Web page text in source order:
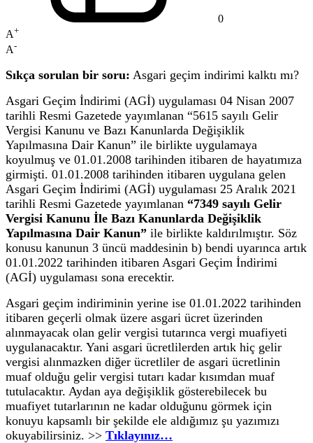
0
A+
A-
Sıkça sorulan bir soru: Asgari geçim indirimi kalktı mı?
Asgari Geçim İndirimi (AGİ) uygulaması 04 Nisan 2007
tarihli Resmi Gazetede yayımlanan “5615 sayılı Gelir
Vergisi Kanunu ve Bazı Kanunlarda Değişiklik
Yapılmasına Dair Kanun” ile birlikte uygulamaya
koyulmuş ve 01.01.2008 tarihinden itibaren de hayatımıza
girmişti. 01.01.2008 tarihinden itibaren uygulana gelen
Asgari Geçim İndirimi (AGİ) uygulaması 25 Aralık 2021
tarihli Resmi Gazetede yayımlanan “7349 sayılı Gelir
Vergisi Kanunu İle Bazı Kanunlarda Değişiklik
Yapılmasına Dair Kanun” ile birlikte kaldırılmıştır. Söz
konusu kanunun 3 üncü maddesinin b) bendi uyarınca artık
01.01.2022 tarihinden itibaren Asgari Geçim İndirimi
(AGİ) uygulaması sona erecektir.
Asgari geçim indiriminin yerine ise 01.01.2022 tarihinden
itibaren geçerli olmak üzere asgari ücret üzerinden
alınmayacak olan gelir vergisi tutarınca vergi muafiyeti
uygulanacaktır. Yani asgari ücretlilerden artık hiç gelir
vergisi alınmazken diğer ücretliler de asgari ücretlinin
muaf olduğu gelir vergisi tutarı kadar kısımdan muaf
tutulacaktır. Aydan aya değişiklik gösterebilecek bu
muafiyet tutarlarının ne kadar olduğunu görmek için
konuyu kapsamlı bir şekilde ele aldığımız şu yazımızı
okuyabilirsiniz. >> Tıklayınız…